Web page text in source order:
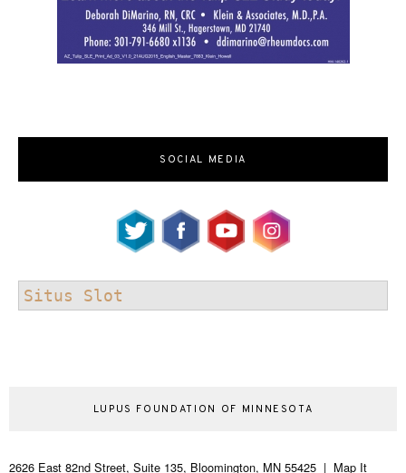
SOCIAL MEDIA
Situs Slot
LUPUS FOUNDATION OF MINNESOTA
2626 East 82nd Street, Suite 135, Bloomington, MN 55425 | Map It